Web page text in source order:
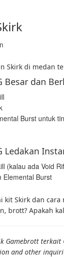
Skirk di medan
Besar dan
Burst untuk
Ledakan
(kalau ada Void
Elemental Burst
Skirk dan
brott? Apakah
Gamebrott
and other